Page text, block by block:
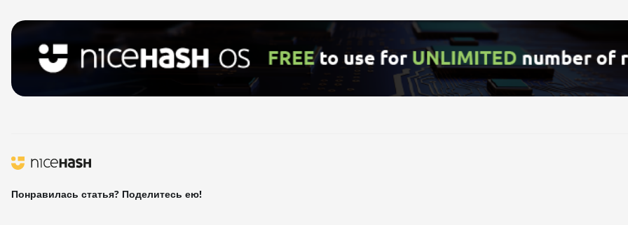
Понравилась статья? Поделитесь ею!